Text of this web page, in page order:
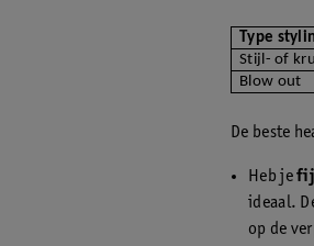
Type
Stijl- of
Blow out
De beste
Heb je
ideaal.
op de